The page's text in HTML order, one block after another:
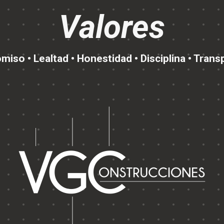
Valores
• Lealtad • Honestidad • Disciplina •